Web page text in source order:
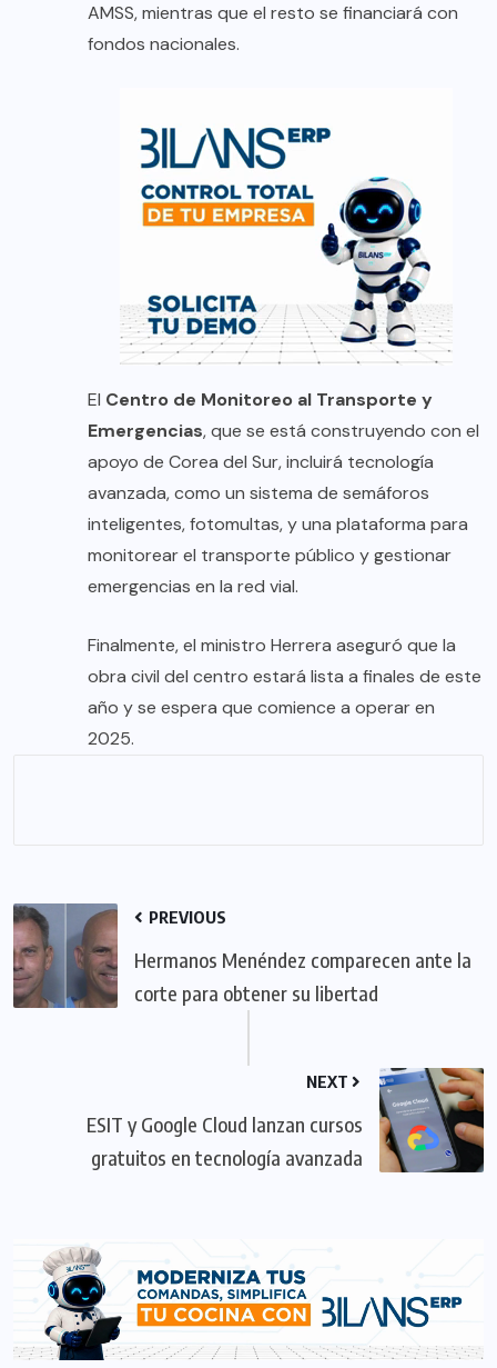
AMSS, mientras que el resto se financiará con
fondos nacionales.
El Centro de Monitoreo al Transporte y
Emergencias, que se está construyendo con el
apoyo de Corea del Sur, incluirá tecnología
avanzada, como un sistema de semáforos
inteligentes, fotomultas, y una plataforma para
monitorear el transporte público y gestionar
emergencias en la red vial.
Finalmente, el ministro Herrera aseguró que la
obra civil del centro estará lista a finales de este
año y se espera que comience a operar en
2025.
PREVIOUS
Hermanos Menéndez comparecen ante la
corte para obtener su libertad
NEXT
ESIT y Google Cloud lanzan cursos
gratuitos en tecnología avanzada